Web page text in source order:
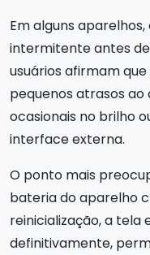
Em alguns
intermitente antes
usuários afirmam
pequenos atrasos
ocasionais no brilho
interface externa.
O ponto mais
bateria do aparelho
reinicialização, a tela
definitivamente,